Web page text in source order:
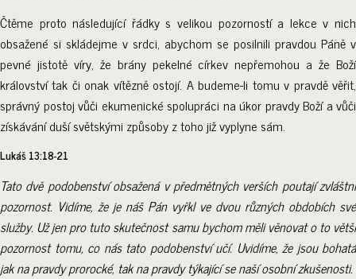
Čtěme proto následující řádky s velikou pozorností a lekce v nich
obsažené si skládejme v srdci, abychom se posilnili pravdou Páně v
pevné jistotě víry, že brány pekelné církev nepřemohou a že Boží
království tak či onak vítězně ostojí. A budeme-li tomu v pravdě věřit,
správný postoj vůči ekumenické spolupráci na úkor pravdy Boží a vůči
získávání duší světskými způsoby z toho již vyplyne sám.
Lukáš 13:18-21
Tato dvě podobenství obsažená v předmětných verších poutají zvláštní
pozornost. Vidíme, že je náš Pán vyřkl ve dvou různých obdobích své
služby. Už jen pro tuto skutečnost samu bychom měli věnovat o to větší
pozornost tomu, co nás tato podobenství učí. Uvidíme, že jsou bohatá
jak na pravdy prorocké, tak na pravdy týkající se naší osobní zkušenosti.